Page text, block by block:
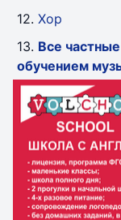
12. Хор
13. Все
обучением